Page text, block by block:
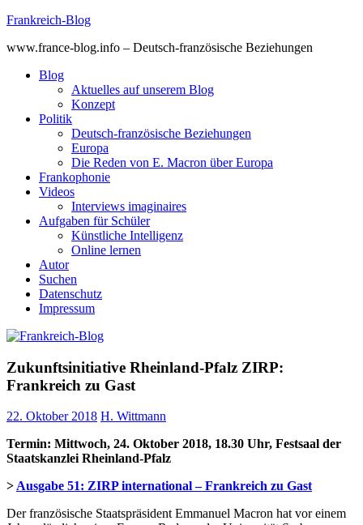
Skip
content
Frankreich-Blog
www.france-blog.info – Deutsch-französische Beziehungen
Blog
Aktuelles auf unserem Blog
Konzept
Politik
Deutsch-französische Beziehungen
Europa
Die Reden von E. Macron über Europa
Frankophonie
Videos
Interviews imaginaires
Aufgaben für Schüler
Künstliche Intelligenz
Online lernen
Autor
Suchen
Datenschutz
Impressum
Zukunftsinitiative Rheinland-Pfalz ZIRP:
Frankreich zu Gast
22. Oktober 2018 H. Wittmann
Termin: Mittwoch, 24. Oktober 2018, 18.30 Uhr, Festsaal der
Staatskanzlei Rheinland-Pfalz
>Ausgabe 51: ZIRP international – Frankreich zu Gast
Der französische Staatspräsident Emmanuel Macron hat vor einem